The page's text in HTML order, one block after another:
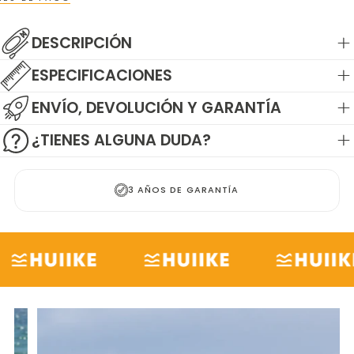
DESCRIPCIÓN
ESPECIFICACIONES
ENVÍO, DEVOLUCIÓN Y GARANTÍA
¿TIENES ALGUNA DUDA?
+3.000 RESEÑAS POSITIVAS